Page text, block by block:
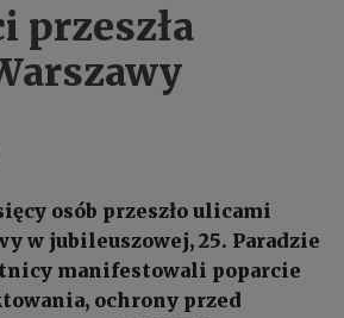
przeszła
osób przeszło ulicami
w jubileuszowej, 25. Paradzie
manifestowali poparcie
ochrony przed